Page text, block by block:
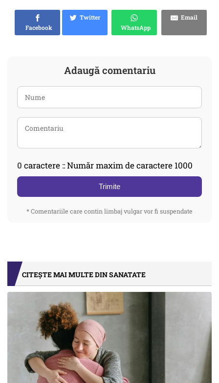
Facebook
Twitter
WhatsApp
Email
Adaugă comentariu
0 caractere :: Număr maxim de caractere 1000
Trimite
* Comentariile care contin limbaj vulgar vor fi suspendate
CITEȘTE MAI MULTE DIN SANATATE